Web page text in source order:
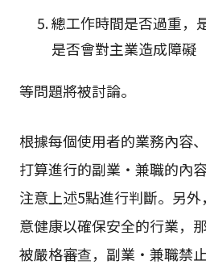
總工作時間是否過重，
是否會對主業造成障礙
等問題將被討論。
根據每個使用者的業務內容
打算進行的副業・兼職的內
注意上述5點進行判斷。另
意健康以確保安全的行業，
被嚴格審查，副業・兼職禁